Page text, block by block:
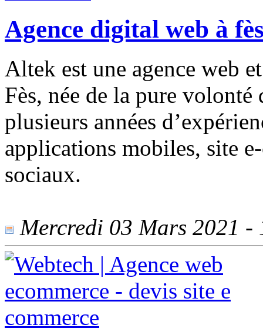
Agence digital web à
Altek est une agence web
Fès, née de la pure
plusieurs années
applications mobiles, site
sociaux.
Mercredi 03 Mars 2021 -